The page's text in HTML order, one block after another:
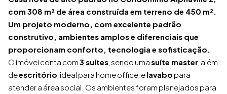
com 308 m² de área construída em terreno de 450 m².
Um projeto moderno, com excelente padrão
construtivo, ambientes amplos e diferenciais que
proporcionam conforto, tecnologia e sofisticação.
O imóvel conta com3 suítes , sendo umasuíte master , além
deescritório , ideal para home office, elavabo para
atender a área social. Os ambientes foram planejados para